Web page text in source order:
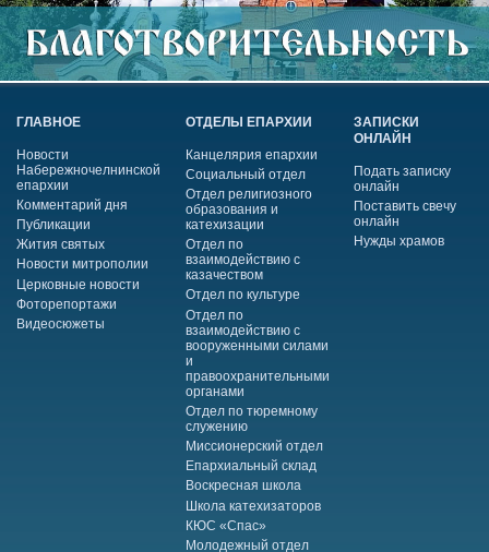
ГЛАВНОЕ
Новости
Набережночелнинской
епархии
Комментарий дня
Публикации
Жития святых
Новости митрополии
Церковные новости
Фоторепортажи
Видеосюжеты
ОТДЕЛЫ ЕПАРХИИ
Канцелярия епархии
Социальный отдел
Отдел религиозного
образования и
катехизации
Отдел по
взаимодействию с
казачеством
Отдел по культуре
Отдел по
взаимодействию с
вооруженными силами
и
правоохранительными
органами
Отдел по тюремному
служению
Миссионерский отдел
Епархиальный склад
Воскресная школа
Школа катехизаторов
КЮС «Спас»
Молодежный отдел
ЗАПИСКИ
ОНЛАЙН
Подать записку
онлайн
Поставить свечу
онлайн
Нужды храмов